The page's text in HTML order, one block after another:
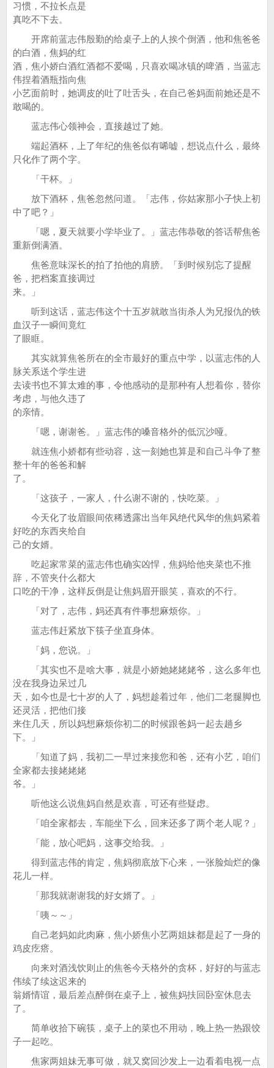
习惯，不拉长点是
真吃不下去。
开席前蓝志伟殷勤的给桌子上的人挨个倒酒，他和焦爸爸
的白酒，焦妈的红
酒，焦小娇白酒红酒都不爱喝，只喜欢喝冰镇的啤酒，当蓝志
伟捏着酒瓶指向焦
小艺面前时，她调皮的吐了吐舌头，在自己爸妈面前她还是不
敢喝的。
蓝志伟心领神会，直接越过了她。
端起酒杯，上了年纪的焦爸似有唏嘘，想说点什么，最终
只化作了两个字。
「干杯。」
放下酒杯，焦爸忽然问道。「志伟，你姑家那小子快上初
中了吧？」
「嗯，夏天就要小学毕业了。」蓝志伟恭敬的答话帮焦爸
重新倒满酒。
焦爸意味深长的拍了拍他的肩膀。「到时候别忘了提醒
爸，把档案直接调过
来。」
听到这话，蓝志伟这个十五岁就敢当街杀人为兄报仇的铁
血汉子一瞬间竟红
了眼眶。
其实就算焦爸所在的全市最好的重点中学，以蓝志伟的人
脉关系送个学生进
去读书也不算太难的事，令他感动的是那种有人想着你，替你
考虑，与他久违了
的亲情。
「嗯，谢谢爸。」蓝志伟的嗓音格外的低沉沙哑。
就连焦小娇都有些动容，这一刻她也算是和自己斗争了整
整十年的爸爸和解
了。
「这孩子，一家人，什么谢不谢的，快吃菜。」
今天化了妆眉眼间依稀透露出当年风绝代风华的焦妈紧着
好吃的东西夹给自
己的女婿。
吃起家常菜的蓝志伟也确实凶悍，焦妈给他夹菜也不推
辞，不管夹什么都大
口吃的干净，这样反倒是让焦妈眉开眼笑，喜欢的不行。
「对了，志伟，妈还真有件事想麻烦你。」
蓝志伟赶紧放下筷子坐直身体。
「妈，您说。」
「其实也不是啥大事，就是小娇她姥姥姥爷，这么多年也
没在我身边呆过几
天，如今也是七十岁的人了，妈想趁着过年，他们二老腿脚也
还灵活，把他们接
来住几天，所以妈想麻烦你初二的时候跟爸妈一起去趟乡
下。」
「知道了妈，我初二一早过来接您和爸，还有小艺，咱们
全家都去接姥姥姥
爷。」
听他这么说焦妈自然是欢喜，可还有些疑虑。
「咱全家都去，车能坐下么，回来还多了两个老人呢？」
「能，放心吧妈，这事交给我。」
得到蓝志伟的肯定，焦妈彻底放下心来，一张脸灿烂的像
花儿一样。
「那我就谢谢我的好女婿了。」
「咦～～」
自己老妈如此肉麻，焦小娇焦小艺两姐妹都是起了一身的
鸡皮疙瘩。
向来对酒浅饮则止的焦爸今天格外的贪杯，好好的与蓝志
伟续了续这迟来的
翁婿情谊，最后差点醉倒在桌子上，被焦妈扶回卧室休息去
了。
简单收拾下碗筷，桌子上的菜也不用动，晚上热一热跟饺
子一起吃。
焦家两姐妹无事可做，就又窝回沙发上一边看着电视一点